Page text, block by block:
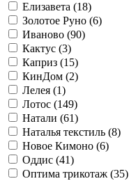
Елизавета (18)
Золотое Руно (6)
Иваново (90)
Кактус (3)
Каприз (15)
КинДом (2)
Лелея (1)
Лотос (149)
Натали (61)
Наталья текстиль (8)
Новое Кимоно (6)
Оддис (41)
Оптима трикотаж (35)